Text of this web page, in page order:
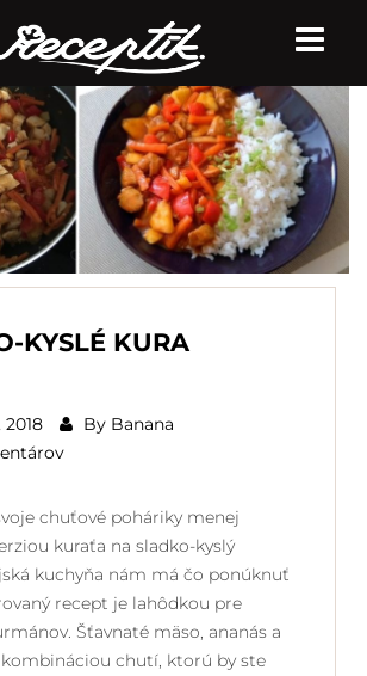
KYSLÉ KURA
2018 By Banana
chuťové poháriky menej
kuraťa na sladko-kyslý
kuchyňa nám má čo ponúknuť
recept je lahôdkou pre
Šťavnaté mäso, ananás a
kombináciou chutí, ktorú by ste